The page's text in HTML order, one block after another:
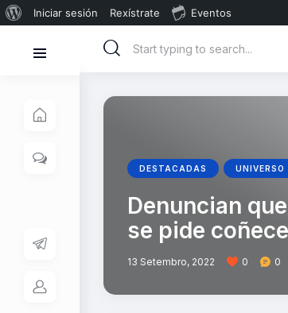
Iniciar sesión Rexístrate Eventos
DESTACADAS UNIVERSO
Denuncian
se pide
13 Setembro, 2022 0 0